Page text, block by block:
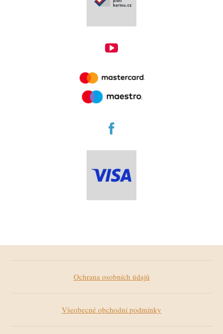
Ochrana osobních údajů
Všeobecné obchodní podmínky